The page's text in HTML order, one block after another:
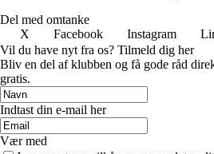
Del med omtanke
X
Facebook Instagram
Vil du have nyt fra os? Tilmeld dig her
Bliv en del af klubben og få gode råd
gratis.
Indtast din e-mail her
Vær med